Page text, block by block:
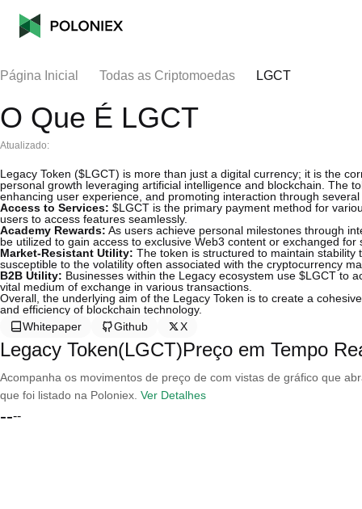
Página Inicial Todas as Criptomoedas LGCT
O Que É LGCT
Atualizado:
Legacy Token ($LGCT) is more than just a digital currency; it is the
personal growth leveraging artificial intelligence and blockchain. The
enhancing user experience, and promoting interaction through
Access to Services: $LGCT is the primary payment method for
users to access features seamlessly.
Academy Rewards: As users achieve personal milestones through
be utilized to gain access to exclusive Web3 content or exchanged for
Market-Resistant Utility: The token is structured to maintain
susceptible to the volatility often associated with the cryptocurrency
B2B Utility: Businesses within the Legacy ecosystem use $LGCT to
vital medium of exchange in various transactions.
Overall, the underlying aim of the Legacy Token is to create a
and efficiency of blockchain technology.
Whitepaper
Github X
Legacy Token(LGCT)Preço em Tempo
Acompanha os movimentos de preço de com vistas de gráfico que
que foi listado na Poloniex. Ver Detalhes
----